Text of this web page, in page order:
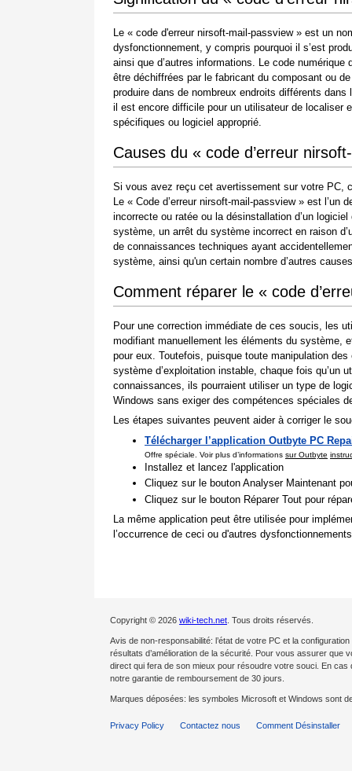
Le « code d'erreur nirsoft-mail-passview » est un
dysfonctionnement, y compris pourquoi il s’est
ainsi que d’autres informations. Le code
être déchiffrées par le fabricant du composant ou
produire dans de nombreux endroits différents
il est encore difficile pour un utilisateur de localiser
spécifiques ou logiciel approprié.
Causes du « code d’erreur
Si vous avez reçu cet avertissement sur votre PC,
Le « Code d’erreur nirsoft-mail-passview » est
incorrecte ou ratée ou la désinstallation d’un
système, un arrêt du système incorrect en raison
de connaissances techniques ayant
système, ainsi qu'un certain nombre d’autres
Comment réparer le « code
Pour une correction immédiate de ces soucis, les
modifiant manuellement les éléments du système,
pour eux. Toutefois, puisque toute manipulation
système d’exploitation instable, chaque fois qu’un
connaissances, ils pourraient utiliser un type de
Windows sans exiger des compétences spéciales
Les étapes suivantes peuvent aider à corriger le
Télécharger l’application Outbyte PC
Offre spéciale. Voir plus d’informations sur Outbyte
Installez et lancez l'application
Cliquez sur le bouton Analyser Maintenant
Cliquez sur le bouton Réparer Tout pour
La même application peut être utilisée pour
l’occurrence de ceci ou d'autres
Copyright © 2026 wiki-tech.net . Tous droits réservés.
Avis de non-responsabilité: l’état de votre PC et la
résultats d’amélioration de la sécurité. Pour vous assurer que
direct qui fera de son mieux pour résoudre votre souci. En
notre garantie de remboursement de 30 jours.
Marques déposées: les symboles Microsoft et Windows sont
Privacy Policy Contactez nous Comment Désinstaller